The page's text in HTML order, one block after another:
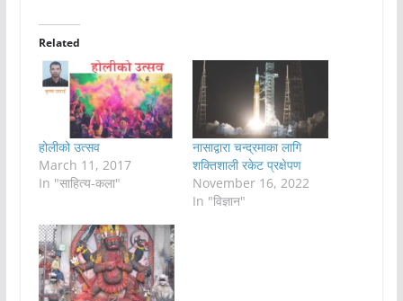
Related
होलीको उत्सव
March 11, 2017
In "साहित्य-कला"
नासाद्वारा चन्द्रमाका लागि
शक्तिशाली रकेट प्रक्षेपण
November 16, 2022
In "विज्ञान"